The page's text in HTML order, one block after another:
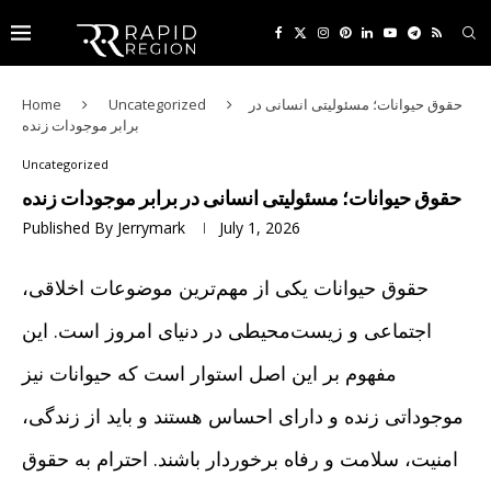
Home Uncategorized
حقوق حیوانات؛ مسئولیتی انسانی در
برابر موجودات زنده
Uncategorized
حقوق حیوانات؛ مسئولیتی انسانی در برابر موجودات زنده
Published By Jerrymark July 1, 2026
حقوق حیوانات یکی از مهم‌ترین موضوعات اخلاقی،
اجتماعی و زیست‌محیطی در دنیای امروز است. این
مفهوم بر این اصل استوار است که حیوانات نیز
موجوداتی زنده و دارای احساس هستند و باید از زندگی،
امنیت، سلامت و رفاه برخوردار باشند. احترام به حقوق